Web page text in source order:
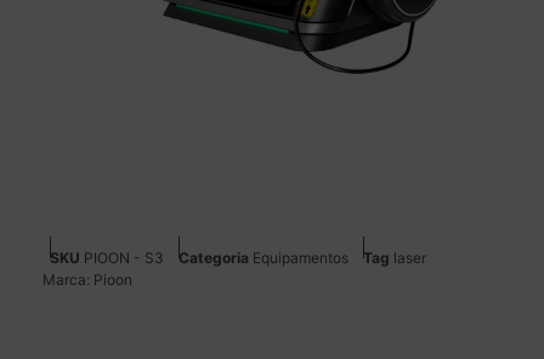
SKU PIOON - S3 Categoria Equipamentos Tag laser
Marca: Pioon